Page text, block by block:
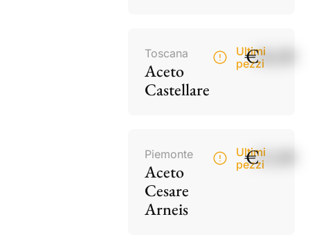
Toscana
Aceto
Castellare
Ultimi
pezzi
€18,00
Piemonte
Aceto
Cesare
Arneis
Ultimi
pezzi
€15,00